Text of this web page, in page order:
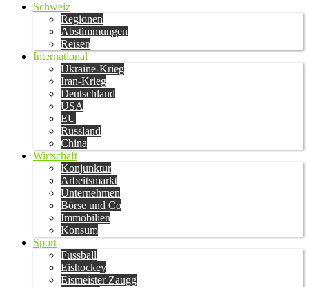
Schweiz
Regionen
Abstimmungen
Reisen
International
Ukraine-Krieg
Iran-Krieg
Deutschland
USA
EU
Russland
China
Wirtschaft
Konjunktur
Arbeitsmarkt
Unternehmen
Börse und Co
Immobilien
Konsum
Sport
Fussball
Eishockey
Eismeister Zaugg